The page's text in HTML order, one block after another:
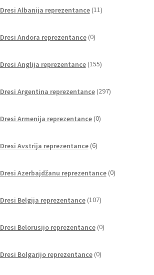
Dresi Albanija reprezentance 11izdelkov
Dresi Andora reprezentance 0izdelkov
Dresi Anglija reprezentance 155izdelkov
Dresi Argentina reprezentance 297izdelkov
Dresi Armenija reprezentance 0izdelkov
Dresi Avstrija reprezentance 6izdelkov
Dresi Azerbajdžanu reprezentance 0izdelkov
Dresi Belgija reprezentance 107izdelkov
Dresi Belorusijo reprezentance 0izdelkov
Dresi Bolgarijo reprezentance 0izdelkov